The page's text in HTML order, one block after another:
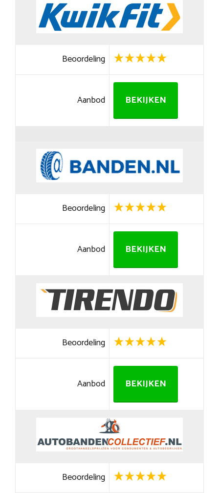
Beoordeling
Aanbod BEKIJKEN
Beoordeling
Aanbod BEKIJKEN
Beoordeling
Aanbod BEKIJKEN
Beoordeling